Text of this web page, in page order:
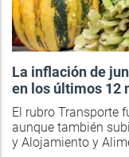
La inflación de
en los últimos 12
El rubro Transporte
aunque también
y Alojamiento y